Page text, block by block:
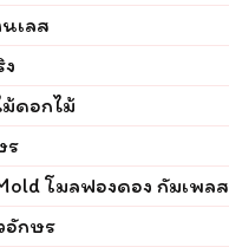
เลส
ดอกไม้
ร
โมลฟองดอง กัมเพลส
อักษร